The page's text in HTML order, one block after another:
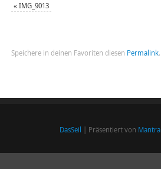
« IMG_9013
Speichere in deinen Favoriten diesen Permalink.
DasSeil | Präsentiert von Mantra